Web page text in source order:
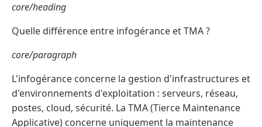
core/heading
Quelle différence entre infogérance et TMA ?
core/paragraph
L'infogérance concerne la gestion d'infrastructures et
d'environnements d'exploitation : serveurs, réseau,
postes, cloud, sécurité. La TMA (Tierce Maintenance
Applicative) concerne uniquement la maintenance